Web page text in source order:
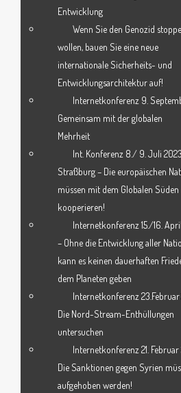
(*Präsentation auf Englisch)
Eine Konferenz in Neu-Delhi
menschlichen und digitalen
Jahrhunderts
Das indische Außenministerium hat
Foundation (ORF) erstmals den
Gästen aus mehr als hundert Ländern
Bewältigung der Herausforderungen
Unter den Rednern waren
Regierungen, andere hochrangige
Handel und Industrie,
Rednern der Eröffnungssitzung
Abdul Hassan Mahmud Ali, und
Bandaranaike Kumaratunga (Sri
Konferenz der indische
Entwicklung
Wenn Sie den Genozid
wollen, bauen Sie eine neue
internationale Sicherheits- und
Entwicklungsarchitektur auf!
Internetkonferenz 9.
Gemeinsam mit der globalen
Mehrheit
Int. Konferenz 8./ 9. Juli 2023
Straßburg – Die europäischen
müssen mit dem Globalen Süden
kooperieren!
Internetkonferenz 15./16.
– Ohne die Entwicklung aller
kann es keinen dauerhaften
dem Planeten geben
Internetkonferenz 23.Februar
Die Nord-Stream-Enthüllungen
untersuchen
Internetkonferenz 21. Februar
Die Sanktionen gegen Syrien
aufgehoben werden!